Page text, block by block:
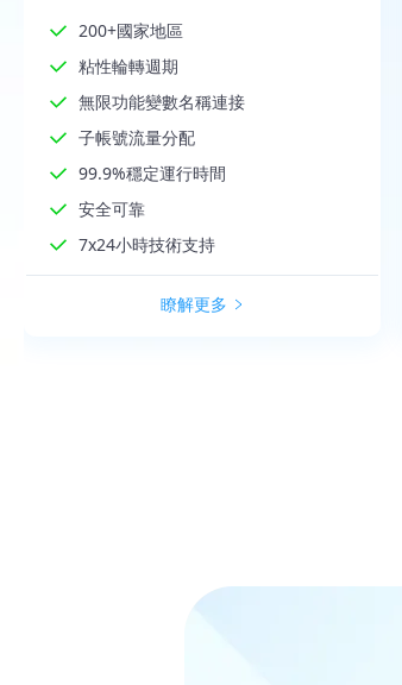
200+國家地區
粘性輪轉週期
無限功能變數名稱連接
子帳號流量分配
99.9%穩定運行時間
安全可靠
7x24小時技術支持
瞭解更多